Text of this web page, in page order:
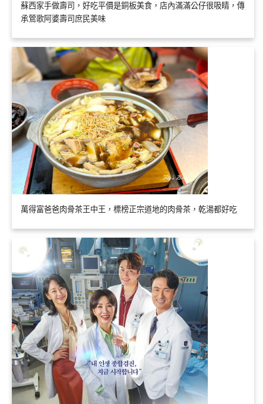
蘇西家手做壽司，好吃平價是銅板美食，店內滿滿公仔很吸睛，傳
承鶯歌阿婆壽司庶民美味
萬得富爸爸肉骨茶王中王，標榜正宗道地的肉骨茶，乾湯都好吃